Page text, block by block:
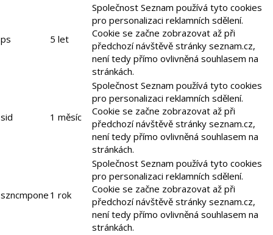
ps 5 let
Společnost Seznam používá tyto cookies
pro personalizaci reklamních sdělení.
Cookie se začne zobrazovat až při
předchozí návštěvě stránky seznam.cz,
není tedy přímo ovlivněná souhlasem na
stránkách.
sid 1 měsíc
Společnost Seznam používá tyto cookies
pro personalizaci reklamních sdělení.
Cookie se začne zobrazovat až při
předchozí návštěvě stránky seznam.cz,
není tedy přímo ovlivněná souhlasem na
stránkách.
szncmpone 1 rok
Společnost Seznam používá tyto cookies
pro personalizaci reklamních sdělení.
Cookie se začne zobrazovat až při
předchozí návštěvě stránky seznam.cz,
není tedy přímo ovlivněná souhlasem na
stránkách.